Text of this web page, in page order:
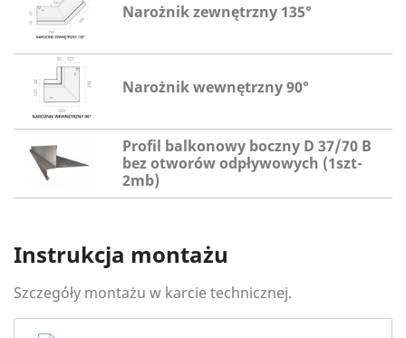
Narożnik zewnętrzny 135°
Narożnik wewnętrzny 90°
Profil balkonowy boczny D 37/70 B
bez otworów odpływowych (1szt-
2mb)
Instrukcja montażu
Szczegóły montażu w karcie technicznej.